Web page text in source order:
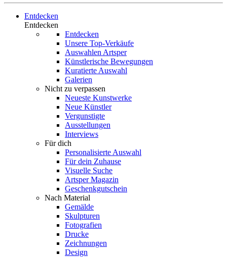
Entdecken
Entdecken
Entdecken
Unsere Top-Verkäufe
Auswahlen Artsper
Künstlerische Bewegungen
Kuratierte Auswahl
Galerien
Nicht zu verpassen
Neueste Kunstwerke
Neue Künstler
Vergunstigte
Ausstellungen
Interviews
Für dich
Personalisierte Auswahl
Für dein Zuhause
Visuelle Suche
Artsper Magazin
Geschenkgutschein
Nach Material
Gemälde
Skulpturen
Fotografien
Drucke
Zeichnungen
Design